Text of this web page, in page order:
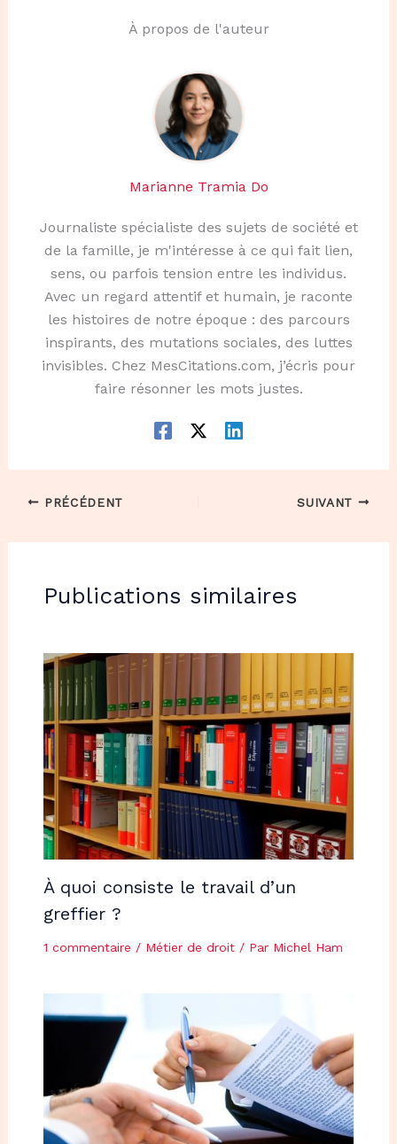
À propos de l'auteur
Marianne Tramia Do
Journaliste spécialiste des sujets de société et
de la famille, je m'intéresse à ce qui fait lien,
sens, ou parfois tension entre les individus.
Avec un regard attentif et humain, je raconte
les histoires de notre époque : des parcours
inspirants, des mutations sociales, des luttes
invisibles. Chez MesCitations.com, j’écris pour
faire résonner les mots justes.
PRÉCÉDENT SUIVANT
Publications similaires
À quoi consiste le travail d’un
greffier ?
1 commentaire / Métier de droit/ Par Michel Ham